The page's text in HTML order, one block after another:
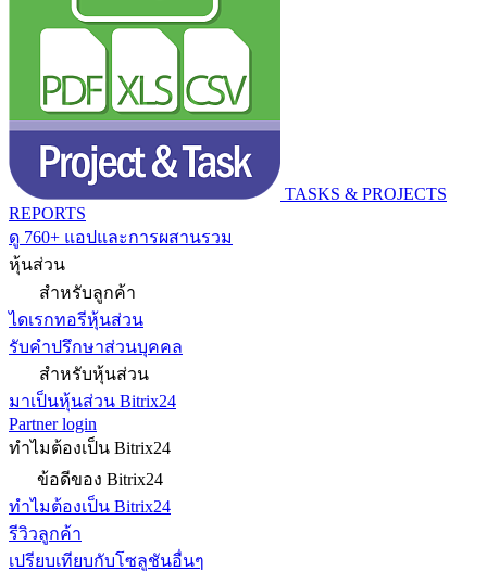
TASKS & PROJECTS
REPORTS
ดู 760+ แอปและการผสานรวม
หุ้นส่วน
สำหรับลูกค้า
ไดเรกทอรีหุ้นส่วน
รับคำปรึกษาส่วนบุคคล
สำหรับหุ้นส่วน
มาเป็นหุ้นส่วน Bitrix24
Partner login
ทำไมต้องเป็น Bitrix24
ข้อดีของ Bitrix24
ทำไมต้องเป็น Bitrix24
รีวิวลูกค้า
เปรียบเทียบกับโซลูชันอื่นๆ